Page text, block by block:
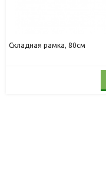
Складная рамка, 80см